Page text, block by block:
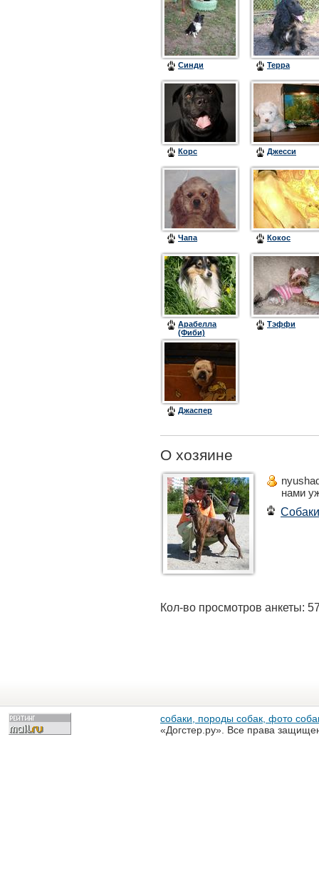
(Лисси)
Синди Терра
Корс Джесси
Чапа Кокос
Арабелла
(Фиби)
Тэффи
Джаспер
О хозяине
нами
Собаки
Кол-во просмотров анкеты:
собаки, породы собак, фото
«Догстер.ру». Все права